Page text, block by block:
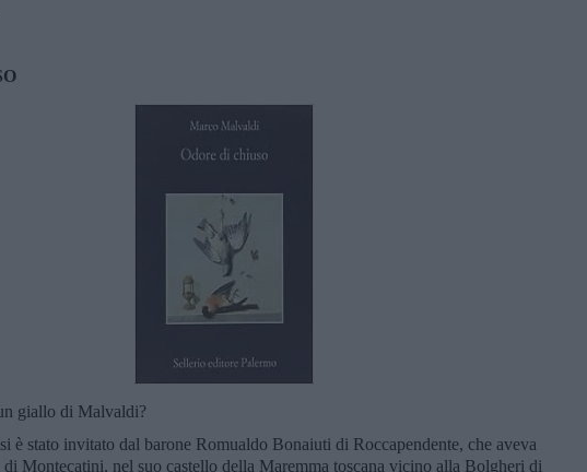
giallo di Malvaldi?
è stato invitato dal barone Romualdo Bonaiuti di Roccapendente, che aveva
di Montecatini, nel suo castello della Maremma toscana vicino alla Bolgheri di